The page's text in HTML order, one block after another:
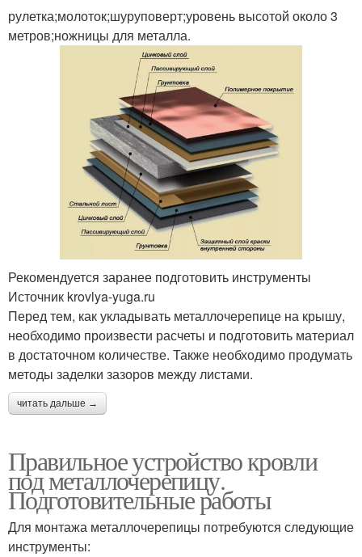
рулетка;молоток;шуруповерт;уровень высотой около 3
метров;ножницы для металла.
Рекомендуется заранее подготовить инструменты
Источник krovlya-yuga.ru
Перед тем, как укладывать металлочерепице на крышу,
необходимо произвести расчеты и подготовить материал
в достаточном количестве. Также необходимо продумать
методы заделки зазоров между листами.
читать дальше →
Правильное устройство кровли
под металлочерепицу.
Подготовительные работы
Для монтажа металлочерепицы потребуются следующие
инструменты: